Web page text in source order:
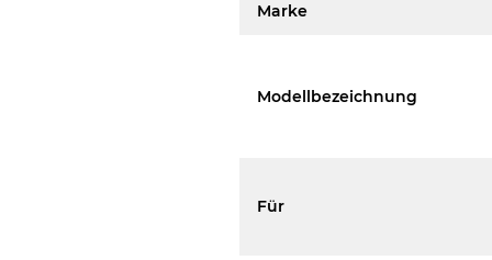
Marke
Modellbezeichnung
Für